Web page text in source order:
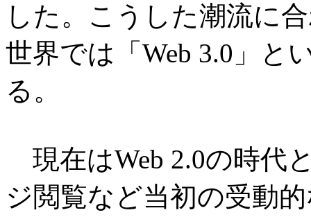
した。こうした潮流に
世界では「Web 3.0」と
る。
現在はWeb 2.0の時代
ジ閲覧など当初の受動